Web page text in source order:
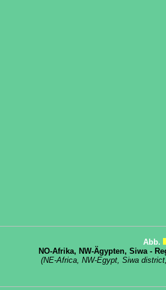
Abb.
NO-Afrika, NW-Ägypten, Siwa -
(NE-Africa, NW-Egypt, Siwa